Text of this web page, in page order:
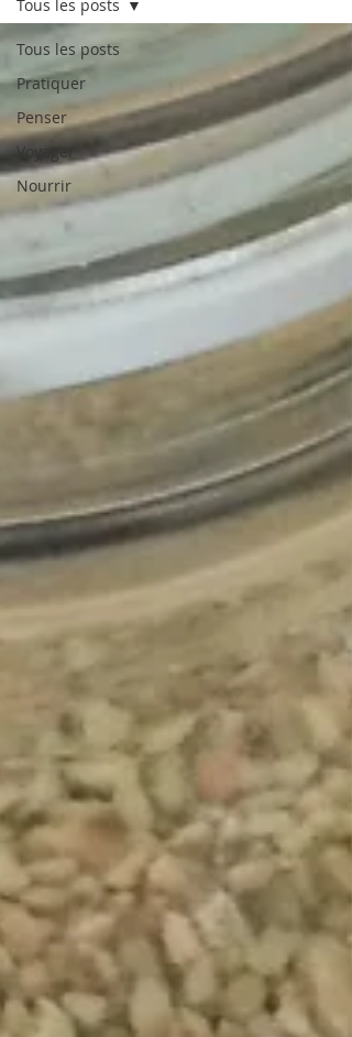
Tous les posts
Pratiquer
Penser
Voyager
Nourrir
Tous les posts